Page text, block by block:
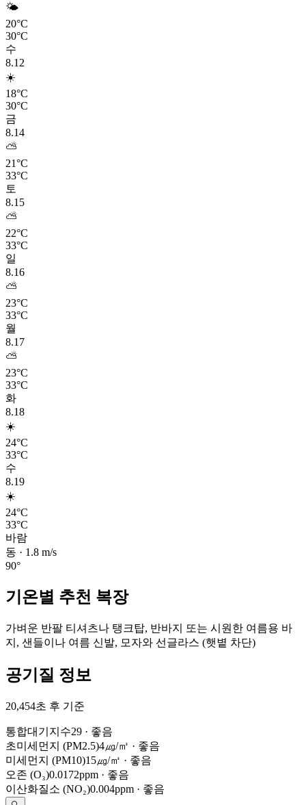
🌤️
20°C
30°C
수
8.12
☀️
18°C
30°C
금
8.14
⛅
21°C
33°C
토
8.15
⛅
22°C
33°C
일
8.16
⛅
23°C
33°C
월
8.17
⛅
23°C
33°C
화
8.18
☀️
24°C
33°C
수
8.19
☀️
24°C
33°C
바람
동 · 1.8 m/s
90°
기온별 추천 복장
가벼운 반팔 티셔츠나 탱크탑, 반바지 또는 시원한 여름용 바
지, 샌들이나 여름 신발, 모자와 선글라스 (햇볕 차단)
공기질 정보
20,454초 후 기준
통합대기지수29 · 좋음
초미세먼지 (PM2.5)4㎍/㎥ · 좋음
미세먼지 (PM10)15㎍/㎥ · 좋음
오존 (O₃)0.0172ppm · 좋음
이산화질소 (NO₂)0.004ppm · 좋음